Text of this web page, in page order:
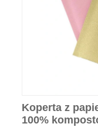
Koperta z
100%